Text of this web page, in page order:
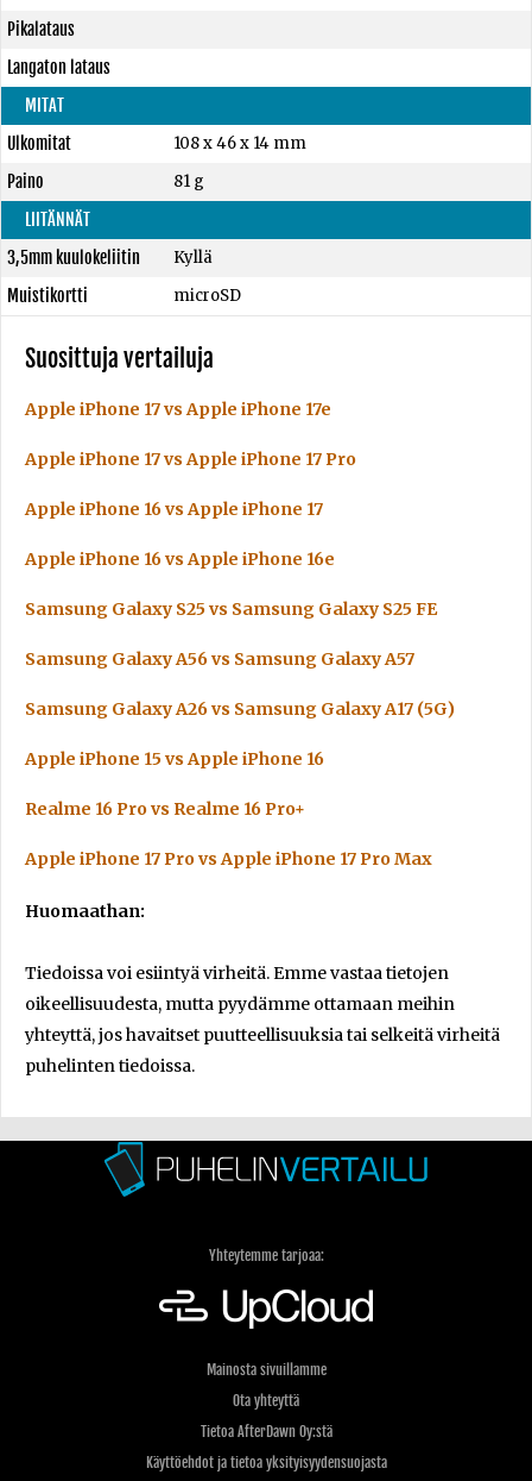
Pikalataus
Langaton lataus
MITAT
Ulkomitat
108 x 46 x 14 mm
Paino
81 g
LIITÄNNÄT
3,5mm kuulokeliitin
Kyllä
Muistikortti
microSD
Suosittuja vertailuja
Apple iPhone 17 vs Apple iPhone 17e
Apple iPhone 17 vs Apple iPhone 17 Pro
Apple iPhone 16 vs Apple iPhone 17
Apple iPhone 16 vs Apple iPhone 16e
Samsung Galaxy S25 vs Samsung Galaxy S25 FE
Samsung Galaxy A56 vs Samsung Galaxy A57
Samsung Galaxy A26 vs Samsung Galaxy A17 (5G)
Apple iPhone 15 vs Apple iPhone 16
Realme 16 Pro vs Realme 16 Pro+
Apple iPhone 17 Pro vs Apple iPhone 17 Pro Max
Huomaathan:
Tiedoissa voi esiintyä virheitä. Emme vastaa tietojen
oikeellisuudesta, mutta pyydämme ottamaan meihin
yhteyttä, jos havaitset puutteellisuuksia tai selkeitä virheitä
puhelinten tiedoissa.
Yhteytemme tarjoaa:
Mainosta sivuillamme
Ota yhteyttä
Tietoa AfterDawn Oy:stä
Käyttöehdot ja tietoa yksityisyydensuojasta